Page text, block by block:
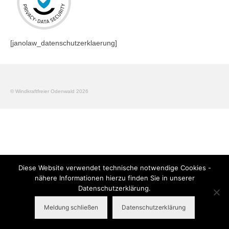
Links
[janolaw_datenschutzerklaerung]
© Windkraftfreier Odenwald 2026
Diese Website verwendet technische notwendige Cookies -
nähere Informationen hierzu finden Sie in unserer
Datenschutzerklärung.
Meldung schließen Datenschutzerklärung